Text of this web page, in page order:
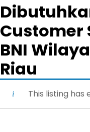
Customer
BNI
Riau
This listing has